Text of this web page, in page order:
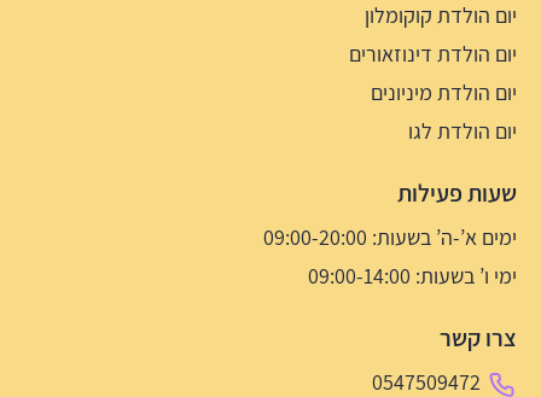
יום הולדת קוקומלון
יום הולדת דינוזאורים
יום הולדת מיניונים
יום הולדת לגו
שעות פעילות
ימים א’-ה’ בשעות: 09:00-20:00
ימי ו’ בשעות: 09:00-14:00
צרו קשר
0547509472